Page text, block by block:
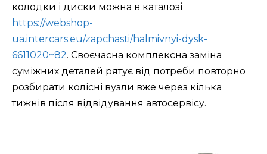
колодки і диски можна в каталозі
https://webshop-
ua.intercars.eu/zapchasti/halmivnyi-dysk-
6611020~82. Своєчасна комплексна заміна
суміжних деталей рятує від потреби повторно
розбирати колісні вузли вже через кілька
тижнів після відвідування автосервісу.